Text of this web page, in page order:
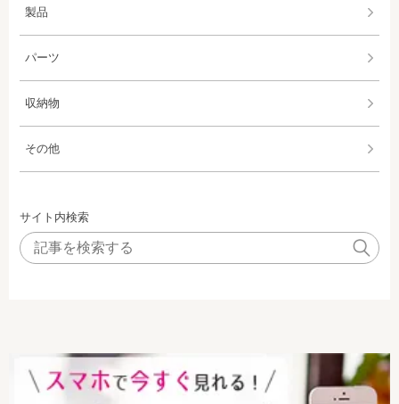
製品
パーツ
収納物
その他
サイト内検索